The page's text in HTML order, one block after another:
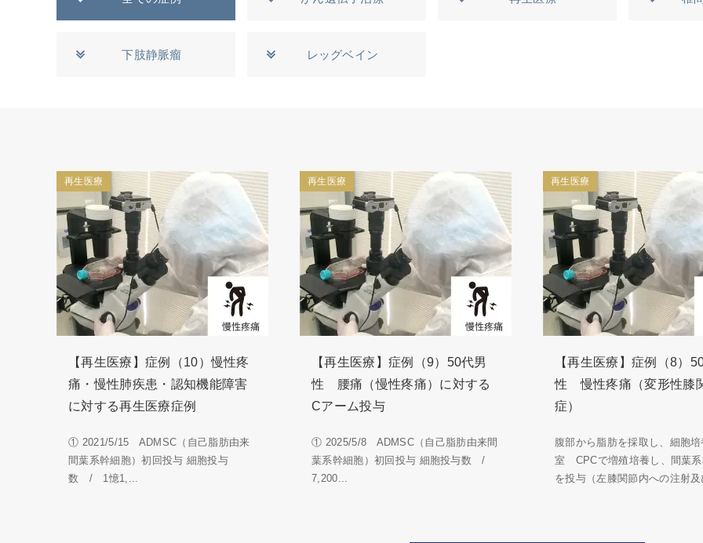
下肢静脈瘤 レッグベイン
再生医療
【再生医療】症例（10）慢性疼
痛・慢性肺疾患・認知機能障害
に対する再生医療症例
① 2021/5/15 ADMSC（自己脂肪由来
間葉系幹細胞）初回投与 細胞投与
数 / 1憶1,...
再生医療
【再生医療】症例（9）50代男
性 腰痛（慢性疼痛）に対する
Cアーム投与
① 2025/5/8 ADMSC（自己脂肪由来間
葉系幹細胞）初回投与 細胞投与数 /
7,200...
再生医療
【再生医療】症例（8）
性 慢性疼痛（変形性膝
症）
腹部から脂肪を採取し、細胞
室 CPCで増殖培養し、間葉
を投与（左膝関節内への注射